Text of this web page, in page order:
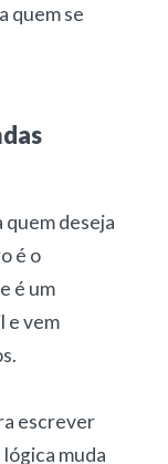
quem se
deseja
é o
é um
e vem
escrever
muda